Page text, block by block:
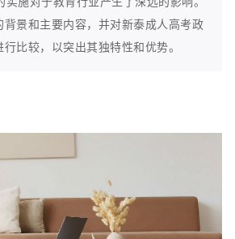
景和主要内容，并对新泰成人高考政
比较，以突出其独特性和优势。